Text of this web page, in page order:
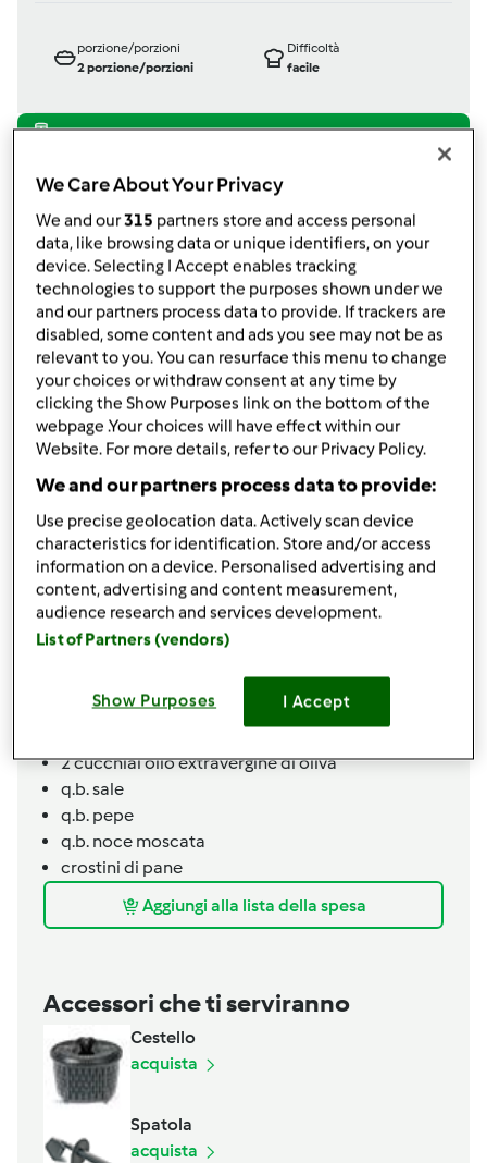
porzione/porzioni
2porzione/porzioni
Difficoltà
facile
Robia68
published: 02-04-2024
Aggiungi alle mie raccolte
condividi la ricetta
Crea variante
Ingredienti
Vellutata di finocchi, porro e sedano
2finocchi
4gambisedano
1porro
semi di papavero
ml acqua
2cucchiaiolio extravergine di oliva
q.b.sale
q.b. pepe
q.b. noce moscata
crostini di pane
Aggiungi alla lista della spesa
Accessori che ti serviranno
Cestello
acquista
Spatola
acquista
We Care About Your Privacy
We and our315 partners store and access personal
data, like browsing data or unique identifiers, on your
device. Selecting I Accept enables tracking
technologies to support the purposes shown under we
and our partners process data to provide. If trackers are
disabled, some content and ads you see may not be as
relevant to you. You can resurface this menu to change
your choices or withdraw consent at any time by
clicking the Show Purposes link on the bottom of the
webpage .Your choices will have effect within our
Website. For more details, refer to our Privacy Policy.
We and our partners process data to provide:
Use precise geolocation data. Actively scan device
characteristics for identification. Store and/or access
information on a device. Personalised advertising and
content, advertising and content measurement,
audience research and services development.
List of Partners (vendors)
Show Purposes I Accept